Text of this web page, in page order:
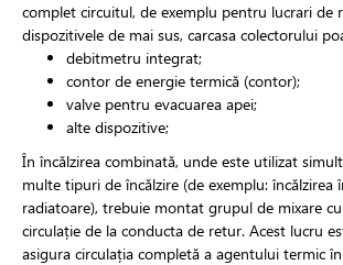
complet circuitul, de exemplu pentru lucrari de
dispozitivele de mai sus, carcasa colectorului
debitmetru integrat;
contor de energie termică (contor);
valve pentru evacuarea apei;
alte dispozitive;
În încălzirea combinată, unde este utilizat
multe tipuri de încălzire (de exemplu: încălzirea
radiatoare), trebuie montat grupul de mixare
circulație de la conducta de retur. Acest lucru
asigura circulația completă a agentului termic